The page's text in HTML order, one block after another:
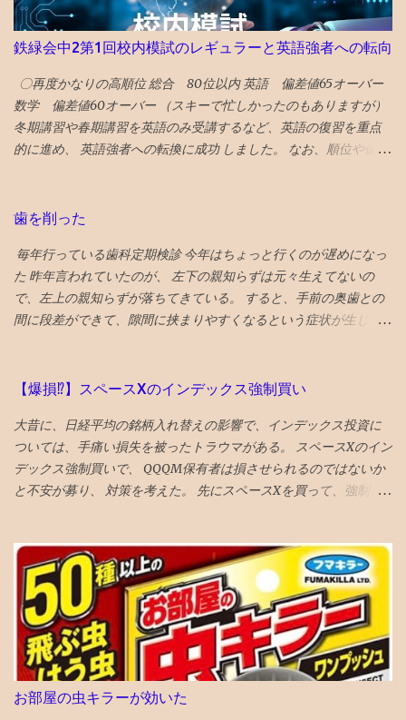
が、意地悪になる可能性はある あからさまな敵を作りすぎるのも
よくない ★★★★シャドウズエッジ 筋書きも結構展開があっっ
て、 単なるジャッキーチェーンのカンフー映画よりも深い
★★★★アンチャーテッド なんか昔見たことあるので、２回目だ
とワクワク感が薄れてる ★★★スチュアート・宇宙救出失敗の法
則 ビックバンセオリーのスピンオフコメディ ビックバンセオリー
はある程度見ておいた方が楽しめる 「中島淳」 面白い話と、よく
鉄緑会中2第1回校内模試のレギュラーと英語強者への転向
〇再度かなりの高順位 総合 80位以内 英語 偏差値65オーバー
数学 偏差値60オーバー （スキーで忙しかったのもありますが）
冬期講習や春期講習を英語のみ受講するなど、英語の復習を重点
的に進め、 英語強者への転換に成功 しました。 なお、順位や偏差
したが、10点とか離れることはなかったと思います。 （平均点や
本的に中2からは伴走をやめました。 というか、 高校数学に私が
ついていけなくなったので、数学の内容面に踏み込んだアドバイ
スは出来なくなりました 。 ただし、単純作業を中心に、時々代行
しました。 例えば、学校の定期試験時の 宿題ドリル的なものの丸
の時間が捻出できると考え実行しました。 英語の添削はなるべく
した。 本人が自作の日めくりカレンダーなどで、レギュラー維持
に向けて気合を入れたようです。 〇高順位の要因 毎日コツコツ鉄
の宿題をこなし ていったことに尽きます。 その、こなせる時間を
確保するために、前章のような工夫はいるかもしれませんが。 今
前回の成績優秀者が着実に努力を継続 していることを示していま
す。 短期間での下克上など無い のです。 〇レギュラーに入れる順
位や点数は？ 中2からは 平均点が120点 ぐらいになることが多い。
平均点 プラス60点 がレギュラー入り の目安。（詳細省きますが過
去資料からの計算による） すると 180点近くで80位（レギュラー
入り目安順位）になる でしょう。 もちろん標準偏差にもよります
が。 ちなみに、（30傑入り） 成績優秀者への掲載は190点以上 必
要です。 ↓1日1回クリックで応援お願いします！ ブログ村 筆者
歯を削った
毎年行っている歯科定期検診 今年はちょっと行くのが遅めになっ
た 昨年言われていたのが、 左下の親知らずは元々生えてないの
で、左上の親知らずが落ちてきている。 すると、手前の奥歯との
間に段差ができて、隙間に挟まりやすくなるという症状が生じて
見した 年をとってくると移植に使えなくなり、噛み合わせに役立
さらに削るとか、抜歯に至るのもやむを得ないと考えれば、 段差
をなくすために、歯を削るのもそんなに侵襲性が高い措置でもな
くなってくる ので、１ミリぐらい親知らずを削ってもらい、手前
の奥歯との段差をなくした ２食ほど食べてみたが、挟まらなくな
ったら抜歯処置 という選択肢があるとのこと
【爆損⁉︎】スペースXのインデックス強制買い
大昔に、日経平均の銘柄入れ替えの影響で、インデックス投資に
ついては、手痛い損失を被ったトラウマがある。 スペースXのイン
デックス強制買いで、 QQQM保有者は損させられるのではないか
と不安が募り、 対策を考えた。 先にスペースXを買って、強制買
ことにした とりあえず、税金も手数料も払わずにすむのが、心理
的に銘柄入れ替えにやさしい し、上昇の見込みも薄いので。 が、
６％ぐらいの高配当株なので、全売却の勇気もない。NISAだし。
VTIとラッセル1000は6月1９日 オルカンは6月2６日 ナスダック
100は7月6日 に強制買いが起きると思われる 今３％の浮動株が
６％になるロックアップ解除の90日以内には、半分は売り 浮動株
２０％になるロックアップ解除の180日以内には、全部売ることと
する 次の日思い直す。やっぱりナスダック１００の強制買いの日
お部屋の虫キラーが効いた